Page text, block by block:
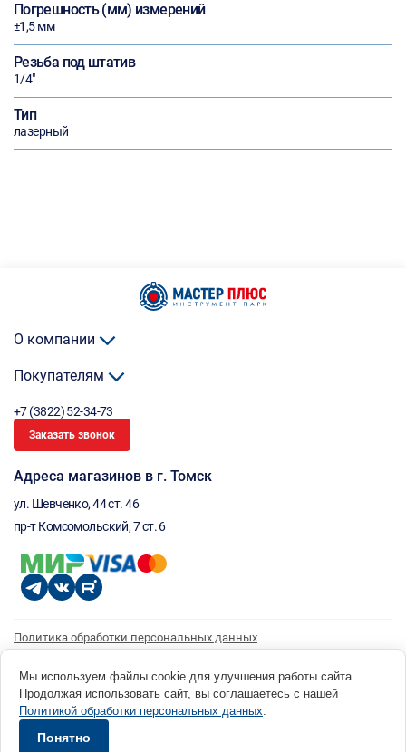
Погрешность (мм) измерений
±1,5 мм
Резьба под штатив
1/4"
Тип
лазерный
О компании
Покупателям
+7 (3822) 52-34-73
Заказать звонок
Адреса магазинов в г. Томск
ул. Шевченко, 44 ст. 46
пр-т Комсомольский, 7 ст. 6
Политика обработки персональных данных
Согласие на получение рассылки
© 1996 - 2026 инструмент парк «Мастер Плюс» Россия, г. Томск, ул. Шевченко, 44 ст. 46, (3822) 52-34-
73 okp@masterplus.tomsk.ru ИП Брусницын Д.Н. ИНН 701700002741
Мы используем файлы cookie для улучшения работы сайта.
Продолжая использовать сайт, вы соглашаетесь с нашей
Политикой обработки персональных данных.
Понятно